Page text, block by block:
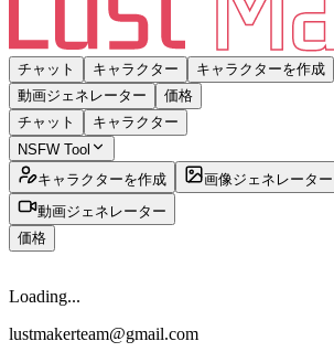
チャット キャラクター キャラクターを作成
動画ジェネレーター
価格
チャット
キャラクター
NSFW Tool
キャラクターを作成
画像ジェネレーター
動画ジェネレーター
価格
Loading...
lustmakerteam@gmail.com